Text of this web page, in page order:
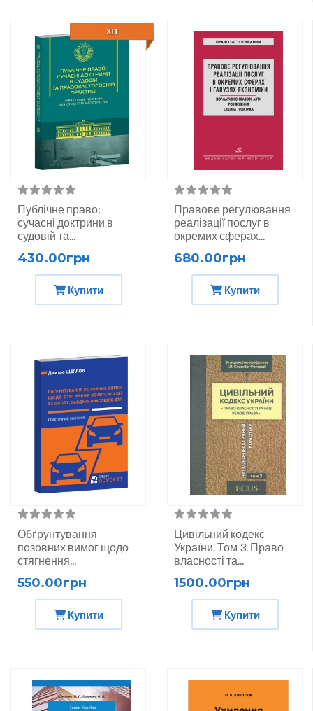
Публічне право:
сучасні доктрини в
судовій та...
ХІТ
430.00грн
Купити
Правове регулювання
реалізації послуг в
окремих сферах...
680.00грн
Купити
Обґрунтування
позовних вимог щодо
стягнення...
550.00грн
Купити
Цивільний кодекс
України. Том 3. Право
власності та...
1500.00грн
Купити